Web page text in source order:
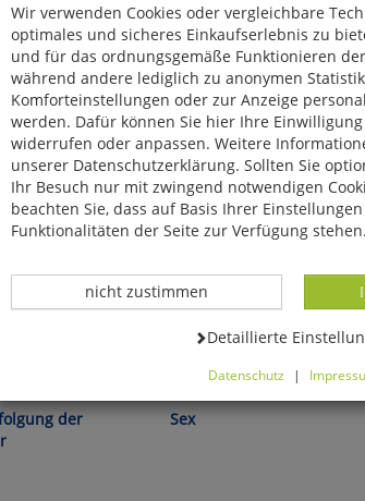
der
Kate Lister:
Sex
Wir verwenden Cookies oder vergleichbare
optimales und sicheres Einkaufserlebnis zu
und für das ordnungsgemäße Funktionieren
während andere lediglich zu anonymen
Komforteinstellungen oder zur Anzeige
werden. Dafür können Sie hier Ihre
widerrufen oder anpassen. Weitere
unserer Datenschutzerklärung. Sollten Sie
Ihr Besuch nur mit zwingend notwendigen
beachten Sie, dass auf Basis Ihrer
Funktionalitäten der Seite zur Verfügung stehen.
Datenverarbeitung -
nicht zustimmen
Datenverarbeitung -
Detaillierte
Datenschutz |
Cookies ablehnen, wird Ihr Besuch nur mit